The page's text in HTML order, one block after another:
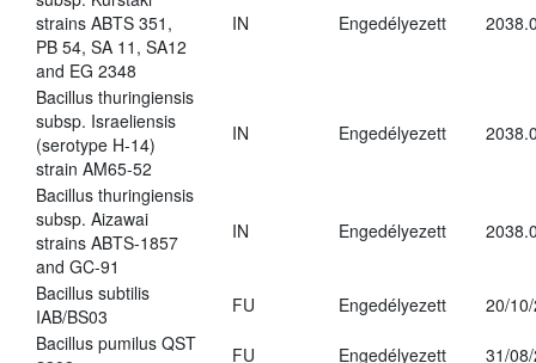
strains ABTS 351,
PB 54, SA 11, SA12
and EG 2348
IN Engedélyezett
Bacillus thuringiensis
subsp. Israeliensis
(serotype H-14)
strain AM65-52
IN Engedélyezett
Bacillus thuringiensis
subsp. Aizawai
strains ABTS-1857
and GC-91
IN Engedélyezett
Bacillus subtilis
IAB/BS03
FU Engedélyezett
20/
Bacillus pumilus QST
FU Engedélyezett
31/